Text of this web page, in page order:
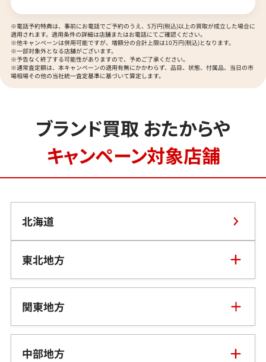
※電話予約特典は、事前にお電話でご予約のうえ、5万円(税込)以上の買取が成立した場合に
適用されます。適用条件の詳細は店舗またはお電話にてご確認ください。
※他キャンペーンは併用可能ですが、増額分の合計上限は10万円(税込)となります。
※一部対象外となる店舗がございます。
※予告なく終了する可能性がありますので、予めご了承ください。
※通常査定額は、本キャンペーンの適用有無にかかわらず、品目、状態、付属品、当日の市
場相場その他の当社統一査定基準に基づいて算定します。
ブランド買取 おたからや
キャンペーン対象店舗
北海道
東北地方
青森県
岩手県
関東地方
東京都
中部地方